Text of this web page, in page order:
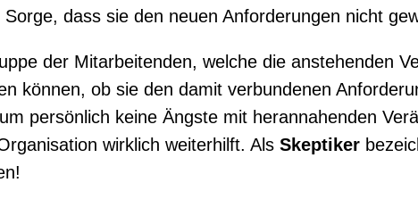
dass sie den neuen Anforderungen nicht
der Mitarbeitenden, welche die anstehenden
können, ob sie den damit verbundenen
persönlich keine Ängste mit herannahenden
wirklich weiterhilft. Als Skeptiker